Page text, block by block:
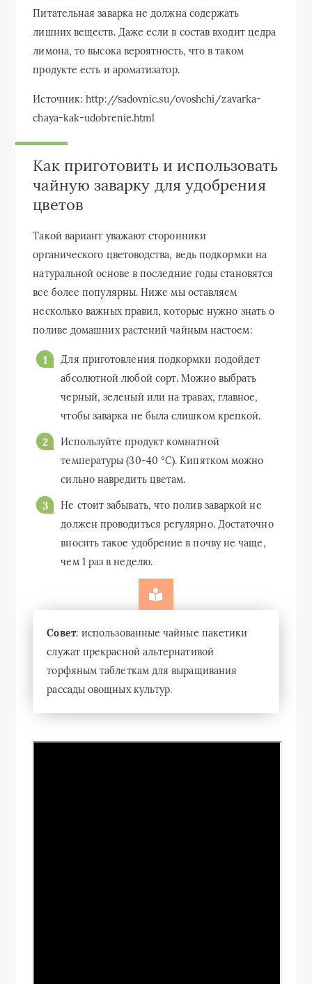
Питательная заварка не должна содержать
лишних веществ. Даже если в состав входит цедра
лимона, то высока вероятность, что в таком
продукте есть и ароматизатор.
Источник: http://sadovnic.su/ovoshchi/zavarka-
chaya-kak-udobrenie.html
Как приготовить и использовать
чайную заварку для удобрения
цветов
Такой вариант уважают сторонники
органического цветоводства, ведь подкормки на
натуральной основе в последние годы становятся
все более популярны. Ниже мы оставляем
несколько важных правил, которые нужно знать о
поливе домашних растений чайным настоем:
Для приготовления подкормки подойдет
абсолютной любой сорт. Можно выбрать
черный, зеленый или на травах, главное,
чтобы заварка не была слишком крепкой.
Используйте продукт комнатной
температуры (30-40 °С). Кипятком можно
сильно навредить цветам.
Не стоит забывать, что полив заваркой не
должен проводиться регулярно. Достаточно
вносить такое удобрение в почву не чаще,
чем 1 раз в неделю.
Совет: использованные чайные пакетики
служат прекрасной альтернативой
торфяным таблеткам для выращивания
рассады овощных культур.